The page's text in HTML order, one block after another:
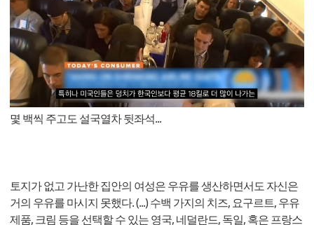
몇 백씩 주고도 설국열차 뒷좌석...
토지가 없고 가난한 집안의 여성은 우유를 생산하면서도 자신은
거의 우유를 마시지 못했다. (...) 수백 가지의 치즈, 요구르트, 우유
제품, 크림 등을 선택할 수 있는 영국, 네덜란드, 독일, 혹은 프랑스